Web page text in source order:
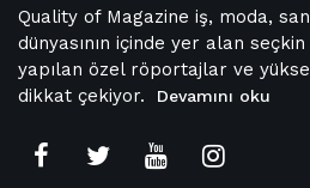
Quality of Magazine iş, moda,
dünyasının içinde yer alan
yapılan özel röportajlar ve
dikkat çekiyor.
Devamını oku